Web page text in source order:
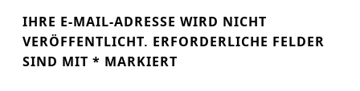
IHRE E-MAIL-ADRESSE WIRD NICHT
VERÖFFENTLICHT.
ERFORDERLICHE FELDER
SIND MIT * MARKIERT